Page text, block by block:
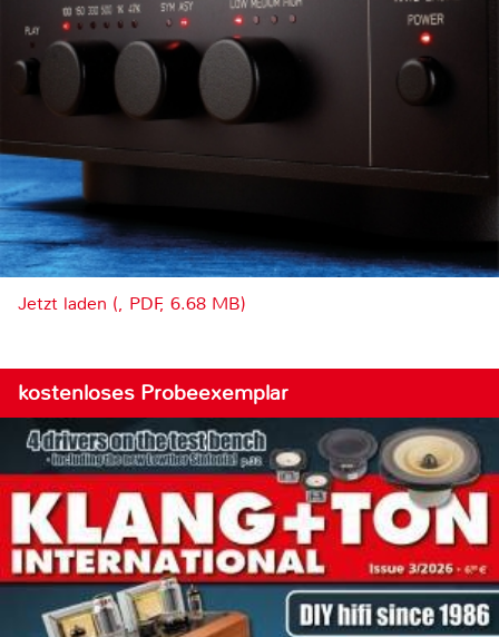
Jetzt laden (, PDF, 6.68 MB)
kostenloses Probeexemplar